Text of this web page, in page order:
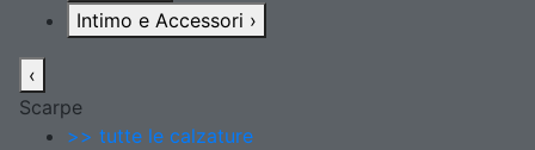
Intimo e Accessori ›
‹
Scarpe
>> tutte le calzature